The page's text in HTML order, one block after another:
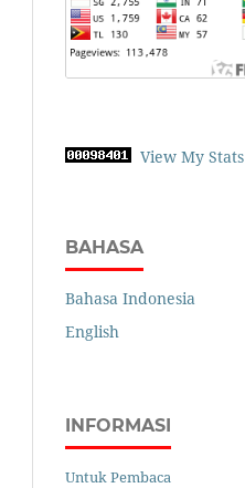
View My Stats
BAHASA
Bahasa Indonesia
English
INFORMASI
Untuk Pembaca